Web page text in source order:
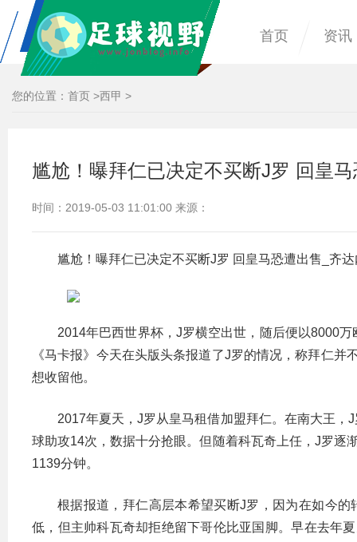
首页 资讯
您的位置： 首页 >西甲 >
尴尬！曝拜仁已决定不买断J罗 回皇
时间：2019-05-03 11:01:00 来源：
尴尬！曝拜仁已决定不买断J罗 回皇马恐遭出售_齐达
2014年巴西世界杯，J罗横空出世，随后便以8000
《马卡报》今天在头版头条报道了J罗的情况，称拜仁
想收留他。
2017年夏天，J罗从皇马租借加盟拜仁。在南大王
球助攻14次，数据十分抢眼。但随着科瓦奇上任，J罗逐
1139分钟。
根据报道，拜仁高层本希望买断J罗，因为在如今
低，但主帅科瓦奇却拒绝留下哥伦比亚国脚。早在去年